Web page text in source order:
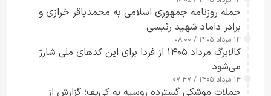
حمله روزنامه جمهوری اسلامی به محمدباقر خرازی و
برادر داماد شهید رئیسی
۱۴ مرداد ۱۴۰۵ / ۰۸:۰۰
کالابرگ مرداد ۱۴۰۵ از فردا برای این کدهای ملی شارژ
می‌شود
۱۴ مرداد ۱۴۰۵ / ۰۷:۴۷
حملات موشکی گسترده روسیه به کی‌یف؛ گزارش از